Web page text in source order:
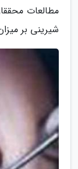
مطالعات
شیرینی بر